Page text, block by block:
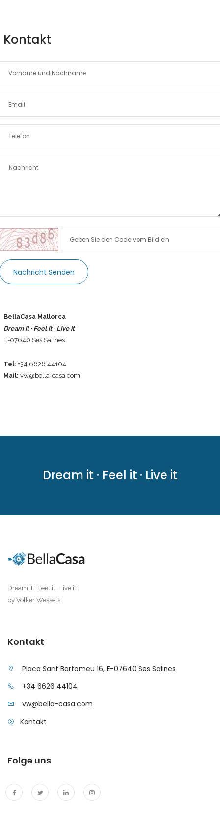
Kontakt
Nachricht Senden
BellaCasa Mallorca
Dream it · Feel it · Live it
E-07640 Ses Salines
Tel: +34 6626 44104
Mail: vw@bella-casa.com
Dream it · Feel it · Live it
Dream it · Feel it · Live it
by Volker Wessels
Kontakt
Placa Sant Bartomeu 16, E-07640 Ses Salines
+34 6626 44104
vw@bella-casa.com
Kontakt
Folge uns